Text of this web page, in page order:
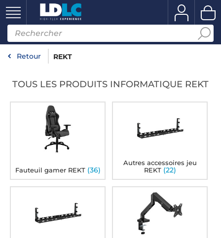
Retour REKT
TOUS LES PRODUITS INFORMATIQUE REKT
Fauteuil gamer REKT (36)
Autres accessoires jeu
REKT (22)